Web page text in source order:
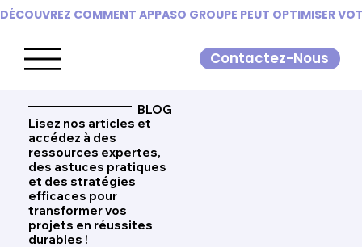
Contactez-Nous
DÉCOUVREZ COMMENT APPASO GROUPE PEUT OPTIMISER
BLOG
Lisez nos articles et
accédez à des
ressources expertes,
des astuces pratiques
et des stratégies
efficaces pour
transformer vos
projets en réussites
durables !